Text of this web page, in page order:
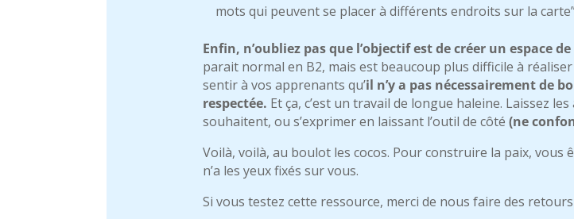
mots qui peuvent se placer à différents endroits sur la
Enfin, n’oubliez pas que l’objectif est de créer un espace
parait normal en B2, mais est beaucoup plus difficile à réaliser
sentir à vos apprenants qu’il n’y a pas nécessairement de
respectée. Et ça, c’est un travail de longue haleine. Laissez
souhaitent, ou s’exprimer en laissant l’outil de côté(ne
Voilà, voilà, au boulot les cocos. Pour construire la paix, vous
n’a les yeux fixés sur vous.
Si vous testez cette ressource, merci de nous faire des